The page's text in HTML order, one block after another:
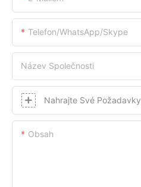
Telefon/whatsApp/skype
Název Společnosti
Nahrajte Své Požadavky
Obsah